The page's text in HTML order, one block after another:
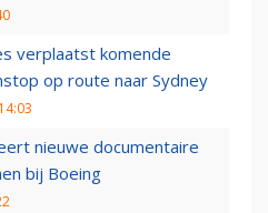
verplaatst komende
op route naar Sydney
nieuwe documentaire
bij Boeing